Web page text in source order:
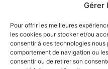
Gérer
Pour offrir les meilleures
les cookies pour stocker et/ou
consentir à ces technologies
comportement de navigation ou
consentir ou de retirer son